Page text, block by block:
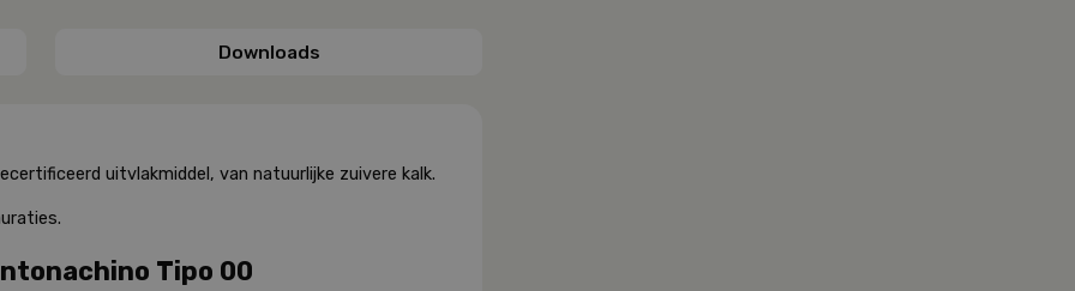
Downloads
uitvlakmiddel, van natuurlijke zuivere kalk.
Tipo 00